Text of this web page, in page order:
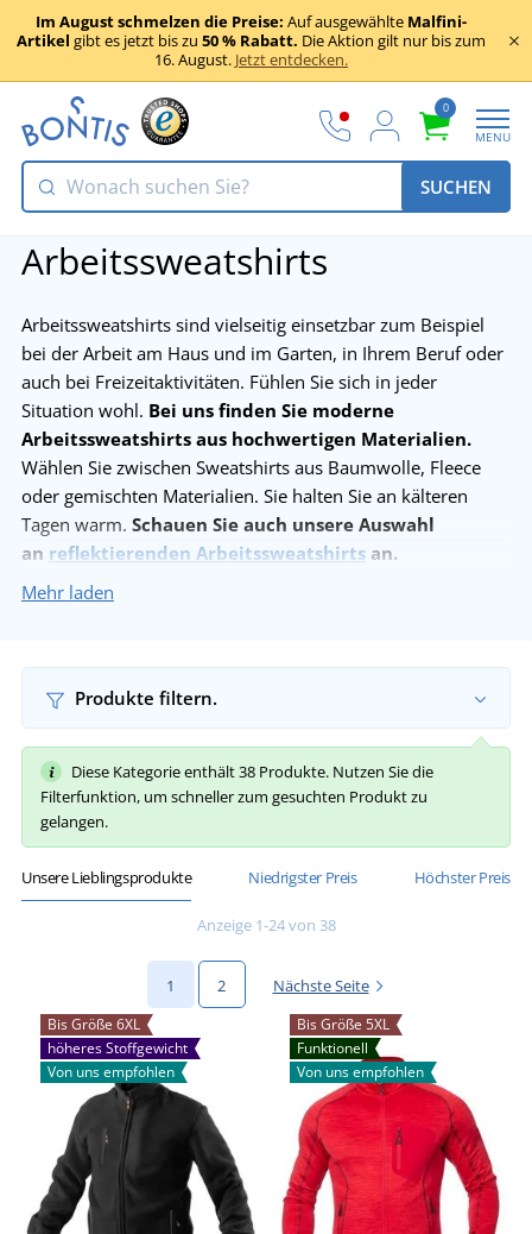
Im August schmelzen die Preise: Auf ausgewählte Malfini-
Artikel gibt es jetzt bis zu 50 % Rabatt. Die Aktion gilt nur bis zum
16. August. Jetzt entdecken.
0
MENU
SUCHEN
Arbeitssweatshirts
Arbeitssweatshirts sind vielseitig einsetzbar zum Beispiel
bei der Arbeit am Haus und im Garten, in Ihrem Beruf oder
auch bei Freizeitaktivitäten. Fühlen Sie sich in jeder
Situation wohl. Bei uns finden Sie moderne
Arbeitssweatshirts aus hochwertigen Materialien.
Wählen Sie zwischen Sweatshirts aus Baumwolle, Fleece
oder gemischten Materialien. Sie halten Sie an kälteren
Tagen warm. Schauen Sie auch unsere Auswahl
an reflektierenden Arbeitssweatshirts an.
Für zusätzliche Sicherheit im Arbeitsplatz oder im Dunkeln
Mehr laden
Produkte filtern.
Diese Kategorie enthält 38 Produkte. Nutzen Sie die
Filterfunktion, um schneller zum gesuchten Produkt zu
gelangen.
Unsere Lieblingsprodukte Niedrigster Preis Höchster Preis
Anzeige 1-24 von 38
1 2 Nächste Seite
Bis Größe 6XL
höheres Stoffgewicht
Von uns empfohlen
Bis Größe 5XL
Funktionell
Von uns empfohlen